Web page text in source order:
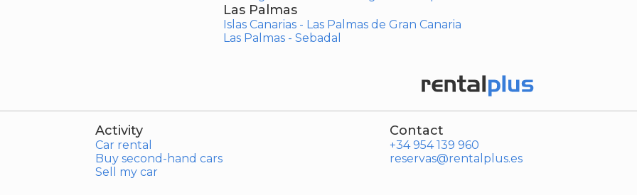
Las Palmas
Islas Canarias - Las Palmas de Gran Canaria
Las Palmas - Sebadal
Activity
Car rental
Buy second-hand cars
Sell my car
Contact
+34 954 139 960
reservas@rentalplus.es